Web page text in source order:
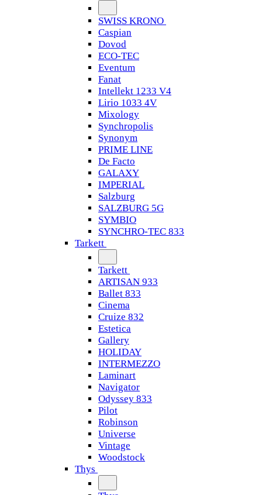
SWISS KRONO
Caspian
Dovod
ECO-TEC
Eventum
Fanat
Intellekt 1233 V4
Lirio 1033 4V
Mixology
Synchropolis
Synonym
PRIME LINE
De Facto
GALAXY
IMPERIAL
Salzburg
SALZBURG 5G
SYMBIO
SYNCHRO-TEC 833
Tarkett
Tarkett
ARTISAN 933
Ballet 833
Cinema
Cruize 832
Estetica
Gallery
HOLIDAY
INTERMEZZO
Laminart
Navigator
Odyssey 833
Pilot
Robinson
Universe
Vintage
Woodstock
Thys